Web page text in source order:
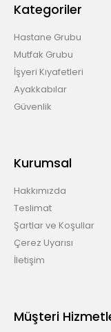
Kategoriler
Hastane Grubu
Mutfak Grubu
İşyeri Kıyafetleri
Ayakkabılar
Güvenlik
Kurumsal
Hakkımızda
Teslimat
Şartlar ve Koşullar
Çerez Uyarısı
İletişim
Müşteri